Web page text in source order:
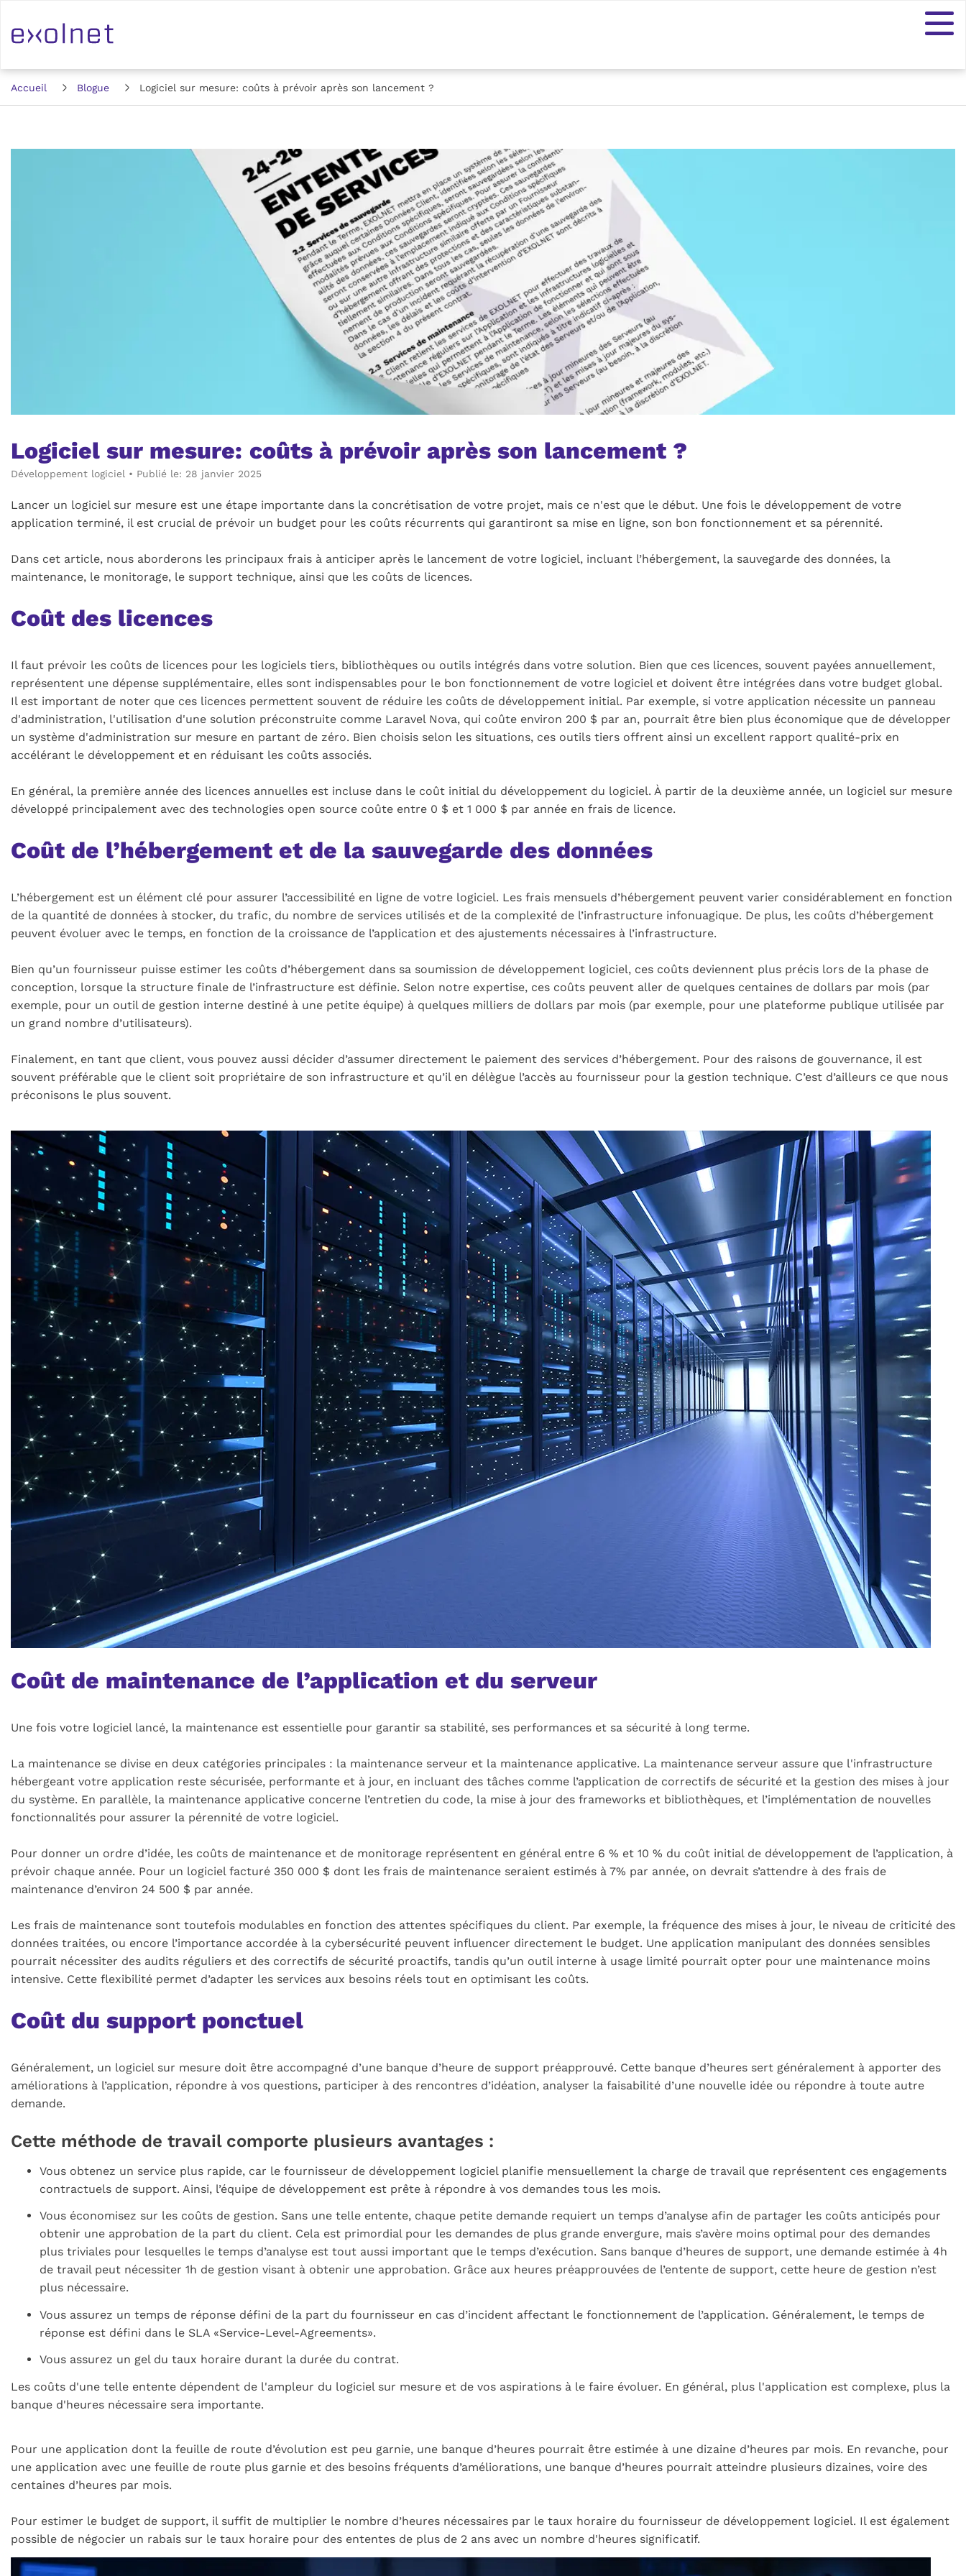
Accueil Blogue Logiciel sur mesure: coûts à prévoir après son lancement ?
Logiciel sur mesure: coûts à prévoir après son lancement ?
Développement logiciel • Publié le: 28 janvier 2025
Lancer un logiciel sur mesure est une étape importante dans la concrétisation de votre projet, mais ce n'est que le début. Une fois le développement de votre
application terminé, il est crucial de prévoir un budget pour les coûts récurrents qui garantiront sa mise en ligne, son bon fonctionnement et sa pérennité.
Dans cet article, nous aborderons les principaux frais à anticiper après le lancement de votre logiciel, incluant l’hébergement, la sauvegarde des données, la
maintenance, le monitorage, le support technique, ainsi que les coûts de licences.
Coût des licences
Il faut prévoir les coûts de licences pour les logiciels tiers, bibliothèques ou outils intégrés dans votre solution. Bien que ces licences, souvent payées annuellement,
représentent une dépense supplémentaire, elles sont indispensables pour le bon fonctionnement de votre logiciel et doivent être intégrées dans votre budget global.
Il est important de noter que ces licences permettent souvent de réduire les coûts de développement initial. Par exemple, si votre application nécessite un panneau
d'administration, l'utilisation d'une solution préconstruite comme Laravel Nova, qui coûte environ 200 $ par an, pourrait être bien plus économique que de développer
un système d'administration sur mesure en partant de zéro. Bien choisis selon les situations, ces outils tiers offrent ainsi un excellent rapport qualité-prix en
accélérant le développement et en réduisant les coûts associés.
En général, la première année des licences annuelles est incluse dans le coût initial du développement du logiciel. À partir de la deuxième année, un logiciel sur mesure
développé principalement avec des technologies open source coûte entre 0 $ et 1 000 $ par année en frais de licence.
Coût de l’hébergement et de la sauvegarde des données
L’hébergement est un élément clé pour assurer l’accessibilité en ligne de votre logiciel. Les frais mensuels d’hébergement peuvent varier considérablement en fonction
de la quantité de données à stocker, du trafic, du nombre de services utilisés et de la complexité de l’infrastructure infonuagique. De plus, les coûts d’hébergement
peuvent évoluer avec le temps, en fonction de la croissance de l’application et des ajustements nécessaires à l’infrastructure.
Bien qu’un fournisseur puisse estimer les coûts d’hébergement dans sa soumission de développement logiciel, ces coûts deviennent plus précis lors de la phase de
conception, lorsque la structure finale de l’infrastructure est définie. Selon notre expertise, ces coûts peuvent aller de quelques centaines de dollars par mois (par
exemple, pour un outil de gestion interne destiné à une petite équipe) à quelques milliers de dollars par mois (par exemple, pour une plateforme publique utilisée par
un grand nombre d’utilisateurs).
Finalement, en tant que client, vous pouvez aussi décider d’assumer directement le paiement des services d’hébergement. Pour des raisons de gouvernance, il est
souvent préférable que le client soit propriétaire de son infrastructure et qu’il en délègue l’accès au fournisseur pour la gestion technique. C’est d’ailleurs ce que nous
préconisons le plus souvent.
Coût de maintenance de l’application et du serveur
Une fois votre logiciel lancé, la maintenance est essentielle pour garantir sa stabilité, ses performances et sa sécurité à long terme.
La maintenance se divise en deux catégories principales : la maintenance serveur et la maintenance applicative. La maintenance serveur assure que l'infrastructure
hébergeant votre application reste sécurisée, performante et à jour, en incluant des tâches comme l’application de correctifs de sécurité et la gestion des mises à jour
du système. En parallèle, la maintenance applicative concerne l’entretien du code, la mise à jour des frameworks et bibliothèques, et l’implémentation de nouvelles
fonctionnalités pour assurer la pérennité de votre logiciel.
Pour donner un ordre d’idée, les coûts de maintenance et de monitorage représentent en général entre 6 % et 10 % du coût initial de développement de l’application, à
prévoir chaque année. Pour un logiciel facturé 350 000 $ dont les frais de maintenance seraient estimés à 7% par année, on devrait s’attendre à des frais de
maintenance d’environ 24 500 $ par année.
Les frais de maintenance sont toutefois modulables en fonction des attentes spécifiques du client. Par exemple, la fréquence des mises à jour, le niveau de criticité des
données traitées, ou encore l’importance accordée à la cybersécurité peuvent influencer directement le budget. Une application manipulant des données sensibles
pourrait nécessiter des audits réguliers et des correctifs de sécurité proactifs, tandis qu’un outil interne à usage limité pourrait opter pour une maintenance moins
intensive. Cette flexibilité permet d’adapter les services aux besoins réels tout en optimisant les coûts.
Coût du support ponctuel
Généralement, un logiciel sur mesure doit être accompagné d’une banque d’heure de support préapprouvé. Cette banque d’heures sert généralement à apporter des
améliorations à l’application, répondre à vos questions, participer à des rencontres d’idéation, analyser la faisabilité d’une nouvelle idée ou répondre à toute autre
demande.
Cette méthode de travail comporte plusieurs avantages :
Vous obtenez un service plus rapide, car le fournisseur de développement logiciel planifie mensuellement la charge de travail que représentent ces engagements
contractuels de support. Ainsi, l’équipe de développement est prête à répondre à vos demandes tous les mois.
Vous économisez sur les coûts de gestion. Sans une telle entente, chaque petite demande requiert un temps d’analyse afin de partager les coûts anticipés pour
obtenir une approbation de la part du client. Cela est primordial pour les demandes de plus grande envergure, mais s’avère moins optimal pour des demandes
plus triviales pour lesquelles le temps d’analyse est tout aussi important que le temps d’exécution. Sans banque d’heures de support, une demande estimée à 4h
de travail peut nécessiter 1h de gestion visant à obtenir une approbation. Grâce aux heures préapprouvées de l’entente de support, cette heure de gestion n’est
plus nécessaire.
Vous assurez un temps de réponse défini de la part du fournisseur en cas d’incident affectant le fonctionnement de l’application. Généralement, le temps de
réponse est défini dans le SLA «Service-Level-Agreements».
Vous assurez un gel du taux horaire durant la durée du contrat.
Les coûts d'une telle entente dépendent de l'ampleur du logiciel sur mesure et de vos aspirations à le faire évoluer. En général, plus l'application est complexe, plus la
banque d'heures nécessaire sera importante.
Pour une application dont la feuille de route d’évolution est peu garnie, une banque d’heures pourrait être estimée à une dizaine d’heures par mois. En revanche, pour
une application avec une feuille de route plus garnie et des besoins fréquents d’améliorations, une banque d’heures pourrait atteindre plusieurs dizaines, voire des
centaines d’heures par mois.
Pour estimer le budget de support, il suffit de multiplier le nombre d’heures nécessaires par le taux horaire du fournisseur de développement logiciel. Il est également
possible de négocier un rabais sur le taux horaire pour des ententes de plus de 2 ans avec un nombre d'heures significatif.